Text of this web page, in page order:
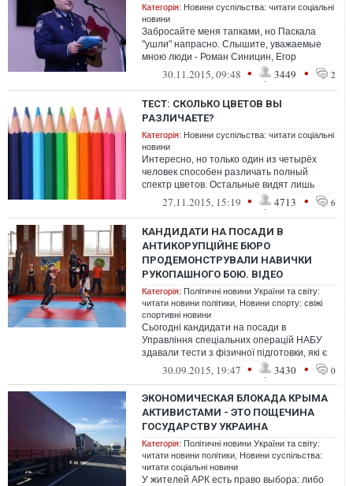
Категорія: Новини суспільства: читати соціальні
новини
Забросайте меня тапками, но Паскала
"ушли" напрасно. Слышите, уважаемые
мною люди - Роман Синицин, Егор
Соболев, Сергей Хаджинов – вы неправы.
30.11.2015, 09:48 • 3449 • 2
ТЕСТ: СКОЛЬКО ЦВЕТОВ ВЫ
РАЗЛИЧАЕТЕ?
Категорія: Новини суспільства: читати соціальні
новини
Интересно, но только один из четырёх
человек способен различать полный
спектр цветов. Остальные видят лишь
искажённую картинку. Пройдите простой
27.11.2015, 15:19 • 4713 • 6
КАНДИДАТИ НА ПОСАДИ В
АНТИКОРУПЦІЙНЕ БЮРО
ПРОДЕМОНСТРУВАЛИ НАВИЧКИ
РУКОПАШНОГО БОЮ. ВІДЕО
Категорія: Політичні новини України та світу:
читати новини політики Новини спорту: свіжі
спортивні новини
Сьогодні кандидати на посади в
Управління спеціальних операцій НАБУ
здавали тести з фізичної підготовки, які є
обов'язковими для всіх, незалежно від с...
30.09.2015, 19:47 • 3430 • 0
ЭКОНОМИЧЕСКАЯ БЛОКАДА КРЫМА
АКТИВИСТАМИ - ЭТО ПОЩЕЧИНА
ГОСУДАРСТВУ УКРАИНА
Категорія: Політичні новини України та світу:
читати новини політики Новини суспільства:
читати соціальні новини
У жителей АРК есть право выбора: либо